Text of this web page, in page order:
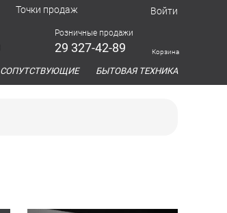
Точки продаж Войти
Розничные продажи
29 327-42-89 Корзина
СОПУТСТВУЮЩИЕ БЫТОВАЯ ТЕХНИКА